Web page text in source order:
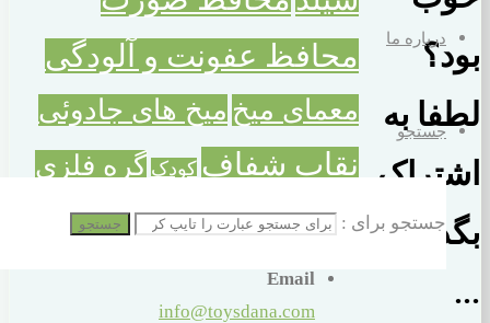
درباره ما
جستجو
جستجو برای : جستجو
محافظ عفونت و آلودگی
معمای میخ میخ های جادوئی
نقاب شفاف کودک گره فلزی
گره میخ
Email
info@toysdana.com
بود؟
لطفا به
اشتراک
بگذارید
...